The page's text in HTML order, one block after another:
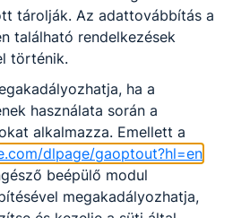
tárolják. Az adattovábbítás a
található rendelkezések
történik.
ha a
használata során a
alkalmazza. Emellett a
dlpage/gaoptout?hl=en
beépülő modul
megakadályozhatja,